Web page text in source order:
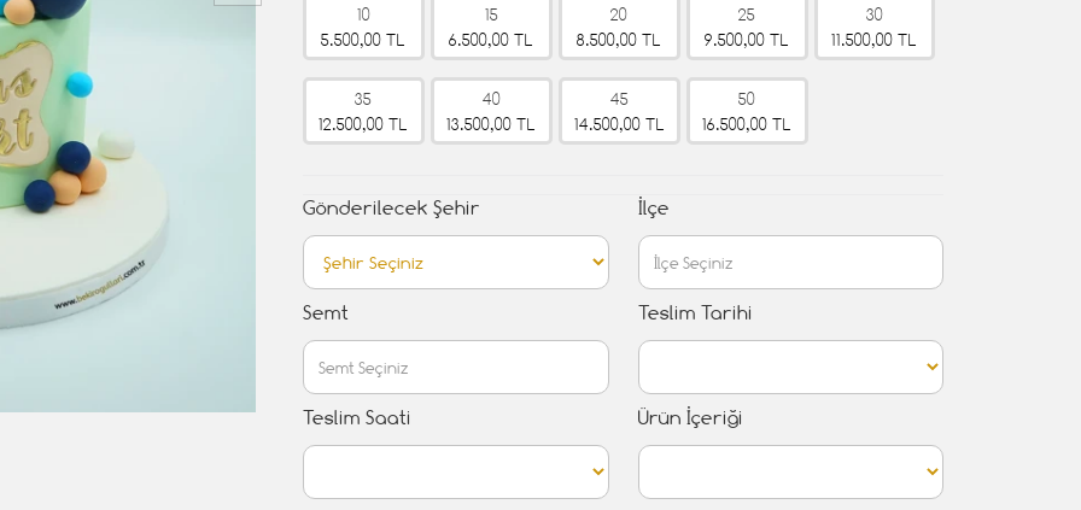
10
5.500,00 TL
15
6.500,00 TL
20
8.500,00 TL
25
9.500,00 TL
30
11.500,00 TL
35
12.500,00 TL
40
13.500,00 TL
45
14.500,00 TL
50
16.500,00 TL
Gönderilecek Şehir İlçe
Semt Teslim Tarihi
Teslim Saati Ürün İçeriği